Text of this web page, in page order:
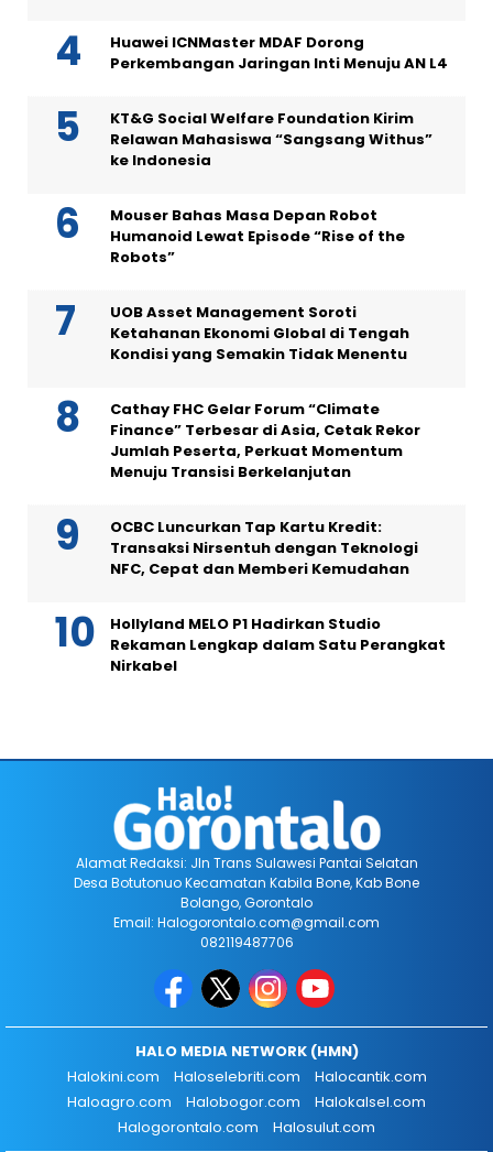
Huawei ICNMaster MDAF Dorong
Perkembangan Jaringan Inti Menuju AN L4
KT&G Social Welfare Foundation Kirim
Relawan Mahasiswa “Sangsang Withus”
ke Indonesia
Mouser Bahas Masa Depan Robot
Humanoid Lewat Episode “Rise of the
Robots”
UOB Asset Management Soroti
Ketahanan Ekonomi Global di Tengah
Kondisi yang Semakin Tidak Menentu
Cathay FHC Gelar Forum “Climate
Finance” Terbesar di Asia, Cetak Rekor
Jumlah Peserta, Perkuat Momentum
Menuju Transisi Berkelanjutan
OCBC Luncurkan Tap Kartu Kredit:
Transaksi Nirsentuh dengan Teknologi
NFC, Cepat dan Memberi Kemudahan
Hollyland MELO P1 Hadirkan Studio
Rekaman Lengkap dalam Satu Perangkat
Nirkabel
Alamat Redaksi: Jln Trans Sulawesi Pantai Selatan
Desa Botutonuo Kecamatan Kabila Bone, Kab Bone
Bolango, Gorontalo
Email: Halogorontalo.com@gmail.com
082119487706
HALO MEDIA NETWORK (HMN)
Halokini.com
Haloselebriti.com
Halocantik.com
Haloagro.com
Halobogor.com
Halokalsel.com
Halogorontalo.com
Halosulut.com